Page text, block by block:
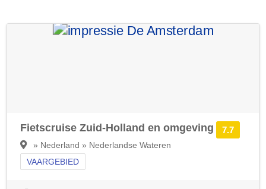
7.7
Fietscruise Zuid-Holland en omgeving
» Nederland » Nederlandse Wateren
VAARGEBIED